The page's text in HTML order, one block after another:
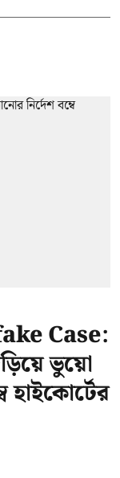
Case:
ভুয়ো
হাইকোর্টের